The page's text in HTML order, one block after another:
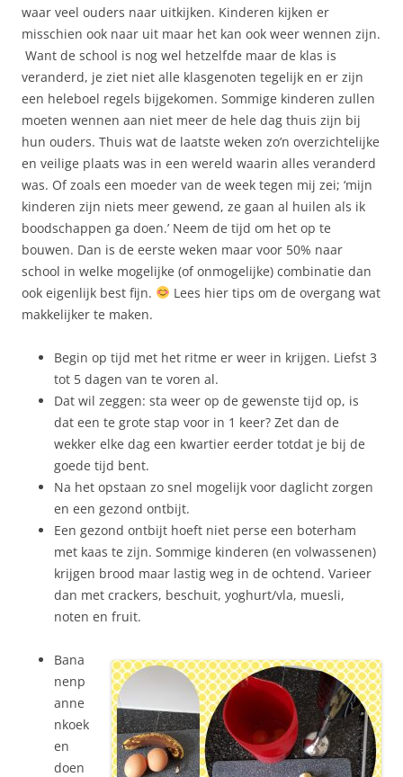
waar veel ouders naar uitkijken. Kinderen kijken er
misschien ook naar uit maar het kan ook weer wennen zijn.
Want de school is nog wel hetzelfde maar de klas is
veranderd, je ziet niet alle klasgenoten tegelijk en er zijn
een heleboel regels bijgekomen. Sommige kinderen zullen
moeten wennen aan niet meer de hele dag thuis zijn bij
hun ouders. Thuis wat de laatste weken zo’n overzichtelijke
en veilige plaats was in een wereld waarin alles veranderd
was. Of zoals een moeder van de week tegen mij zei; ‘mijn
kinderen zijn niets meer gewend, ze gaan al huilen als ik
boodschappen ga doen.’ Neem de tijd om het op te
bouwen. Dan is de eerste weken maar voor 50% naar
school in welke mogelijke (of onmogelijke) combinatie dan
ook eigenlijk best fijn.
Lees hier tips om de overgang wat
makkelijker te maken.
Begin op tijd met het ritme er weer in krijgen. Liefst 3
tot 5 dagen van te voren al.
Dat wil zeggen: sta weer op de gewenste tijd op, is
dat een te grote stap voor in 1 keer? Zet dan de
wekker elke dag een kwartier eerder totdat je bij de
goede tijd bent.
Na het opstaan zo snel mogelijk voor daglicht zorgen
en een gezond ontbijt.
Een gezond ontbijt hoeft niet perse een boterham
met kaas te zijn. Sommige kinderen (en volwassenen)
krijgen brood maar lastig weg in de ochtend. Varieer
dan met crackers, beschuit, yoghurt/vla, muesli,
noten en fruit.
Bana
nenp
anne
nkoek
en
doen